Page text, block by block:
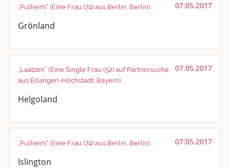
„Pulheim“ (Eine Frau (74) aus Berlin, Berlin) 07.05.2017
Grönland
„Laatzen“ (Eine Single Frau (52) auf Partnersuche
aus Erlangen-Höchstadt, Bayern)
07.05.2017
Helgoland
„Pulheim“ (Eine Frau (74) aus Berlin, Berlin) 07.05.2017
Islington